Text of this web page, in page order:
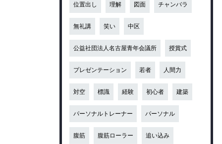
位置出し 理解 図面 チャンバラ
無礼講 笑い 中区
公益社団法人名古屋青年会議所 授賞式
プレゼンテーション 若者 人間力
対空 標識 経験 初心者 建築
パーソナルトレーナー パーソナル
腹筋 腹筋ローラー 追い込み